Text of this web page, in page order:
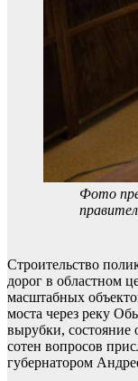
Фото
Строительство
дорог в областном
масштабных
моста через реку
вырубки, состояние
сотен вопросов
губернатором